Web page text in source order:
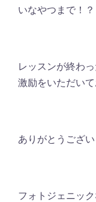
いなやつまで！？
レッスンが終わ
激励をいただいて
ありがとうござい
フォトジェニック